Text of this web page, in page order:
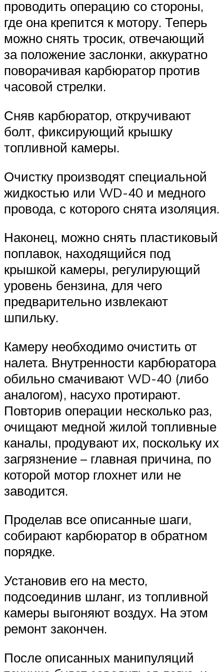
проводить операцию со стороны,
где она крепится к мотору. Теперь
можно снять тросик, отвечающий
за положение заслонки, аккуратно
поворачивая карбюратор против
часовой стрелки.
Сняв карбюратор, откручивают
болт, фиксирующий крышку
топливной камеры.
Очистку производят специальной
жидкостью или WD-40 и медного
провода, с которого снята изоляция.
Наконец, можно снять пластиковый
поплавок, находящийся под
крышкой камеры, регулирующий
уровень бензина, для чего
предварительно извлекают
шпильку.
Камеру необходимо очистить от
налета. Внутренности карбюратора
обильно смачивают WD-40 (либо
аналогом), насухо протирают.
Повторив операции несколько раз,
очищают медной жилой топливные
каналы, продувают их, поскольку их
загрязнение – главная причина, по
которой мотор глохнет или не
заводится.
Проделав все описанные шаги,
собирают карбюратор в обратном
порядке.
Установив его на место,
подсоединив шланг, из топливной
камеры выгоняют воздух. На этом
ремонт закончен.
После описанных манипуляций